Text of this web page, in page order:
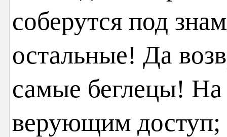
соберутся под
остальные! Да
самые беглецы!
верующим